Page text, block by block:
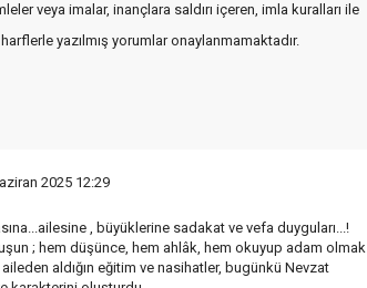
veya imalar, inançlara saldırı içeren, imla kuralları ile
yazılmış yorumlar onaylanmamaktadır.
2025 12:29
, büyüklerine sadakat ve vefa duyguları...!
; hem düşünce, hem ahlâk, hem okuyup adam olmak
aldığın eğitim ve nasihatler, bugünkü Nevzat